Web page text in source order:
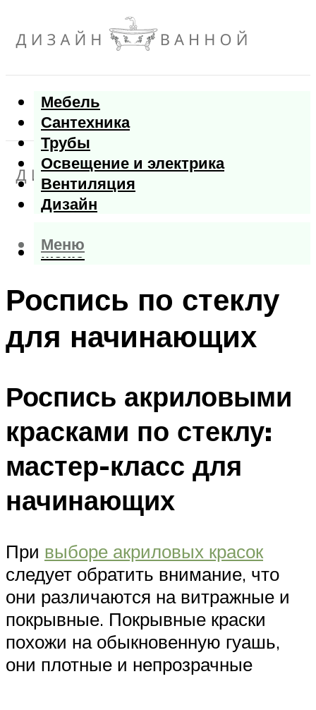
Мебель
Сантехника
Трубы
Освещение и электрика
Вентиляция
Дизайн
Меню
Меню
Роспись по стеклу
для начинающих
Роспись акриловыми
красками по стеклу:
мастер-класс для
начинающих
При выборе акриловых красок
следует обратить внимание, что
они различаются на витражные и
покрывные. Покрывные краски
похожи на обыкновенную гуашь,
они плотные и непрозрачные